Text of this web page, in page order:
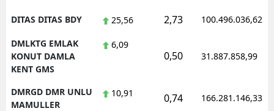
DITAS DITAS BDY 25,56 2,73 100.496.036,62
DMLKTG EMLAK
KONUT DAMLA
KENT GMS
6,09
0,50 31.887.858,99
DMRGD DMR UNLU
MAMULLER
10,91 0,74 166.281.146,33